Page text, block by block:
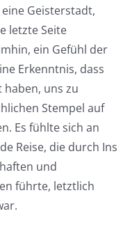
Geisterstadt,
letzte Seite
ein Gefühl der
Erkenntnis, dass
haben, uns zu
Stempel auf
Es fühlte sich an
Reise, die durch Ins
und
führte, letztlich